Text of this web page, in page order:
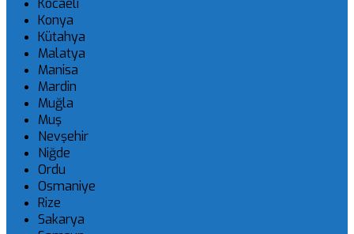
Kocaeli
Konya
Kütahya
Malatya
Manisa
Mardin
Muğla
Muş
Nevşehir
Niğde
Ordu
Osmaniye
Rize
Sakarya